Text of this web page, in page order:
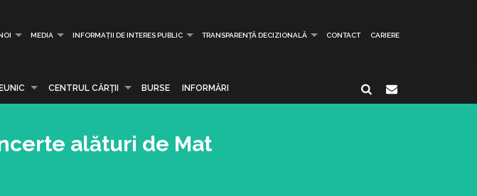
MEDIA INFORMAȚII DE INTERES PUBLIC TRANSPARENȚĂ DECIZIONALĂ CONTACT CARIERE
EUNIC CENTRUL CĂRŢII BURSE INFORMĂRI
alături de Mat